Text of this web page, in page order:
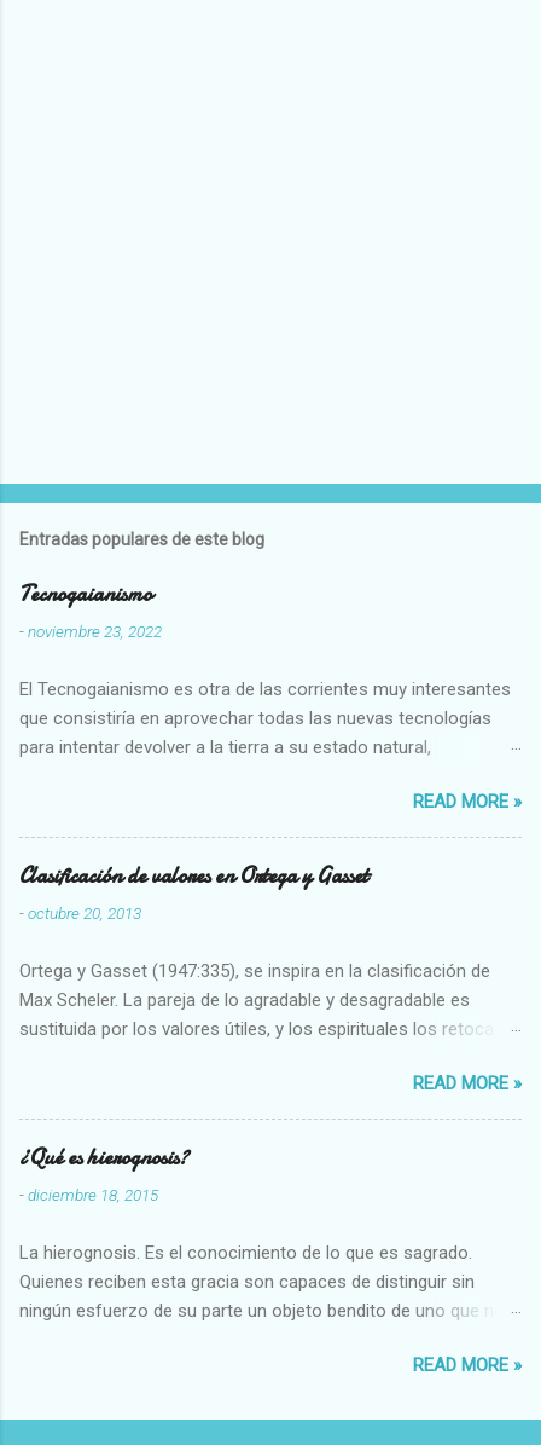
Entradas populares de este blog
Tecnogaianismo
-noviembre 23, 2022
El Tecnogaianismo es otra de las corrientes muy interesantes
que consistiría en aprovechar todas las nuevas tecnologías
para intentar devolver a la tierra a su estado natural,
READ MORE »
Clasificación de valores en Ortega y Gasset
-octubre 20, 2013
Ortega y Gasset (1947:335), se inspira en la clasificación de
Max Scheler. La pareja de lo agradable y desagradable es
sustituida por los valores útiles, y los espirituales los retoca.
Abundante-Escaso,etc 2 VITALES Sano-Enfermo Selecto-
Vulgar Enérgico-Inerte Fuerte-Débil,etc. 3 ESPIRITUALES a)
Intelectuales Conocimiento-Error Exacto-Aproximado
Evidente-Probable,etc b) Morales Bueno-malo Bondadoso-
malvado Justo-Injusto Escrupuloso-Relajado Leal-Desleal,etc.
Armonioso-Inarmonioso 4 RELIGIOSOS Santo-Pr...
READ MORE »
¿Qué es hierognosis?
-diciembre 18, 2015
La hierognosis. Es el conocimiento de lo que es sagrado.
Quienes reciben esta gracia son capaces de distinguir sin
ningún esfuerzo de su parte un objeto bendito de uno que no
READ MORE »